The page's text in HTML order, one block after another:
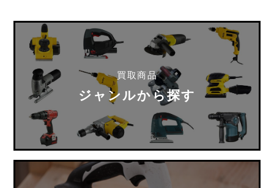
買取商品
ジャンルから探す